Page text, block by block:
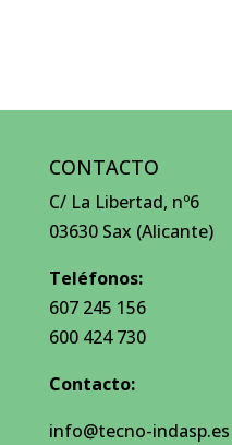
CONTACTO
C/ La Libertad, nº6
03630 Sax (Alicante)
Teléfonos:
607 245 156
600 424 730
Contacto:
info@tecno-indasp.es